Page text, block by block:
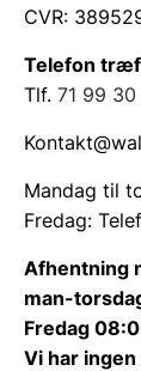
CVR:
Telefon
Tlf. 71 99 30
Mandag til
Fredag:
Afhentning
man-
Fredag
Vi har